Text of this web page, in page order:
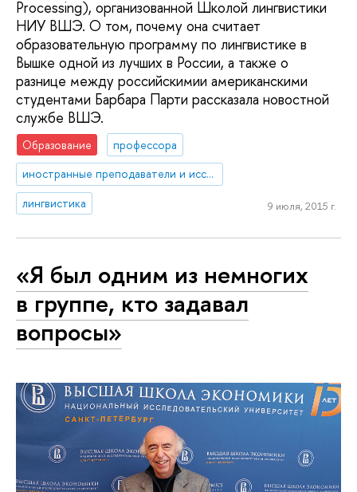
Processing), организованной Школой лингвистики
НИУ ВШЭ. О том, почему она считает
образовательную программу по лингвистике в
Вышке одной из лучших в России, а также о
разнице между российскимии американскими
студентами Барбара Парти рассказала новостной
службе ВШЭ.
Образование
профессора
иностранные преподаватели и исследователи
лингвистика
9 июля, 2015 г.
«Я был одним из немногих
в группе, кто задавал
вопросы»